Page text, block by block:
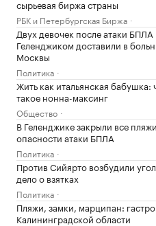
сырьевая биржа страны
РБК и Петербургская Биржа
Двух девочек после атаки БПЛА
Геленджиком доставили в
Москвы
Политика
Жить как итальянская бабушка:
такое нонна-максинг
Общество
В Геленджике закрыли все
опасности атаки БПЛА
Политика
Против Сийярто возбудили
дело о взятках
Политика
Пляжи, замки, марципан:
Калининградской области